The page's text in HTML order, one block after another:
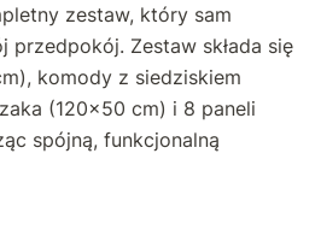
zestaw, który sam
przedpokój. Zestaw składa się
komody z siedziskiem
(120×50 cm) i 8 paneli
spójną, funkcjonalną